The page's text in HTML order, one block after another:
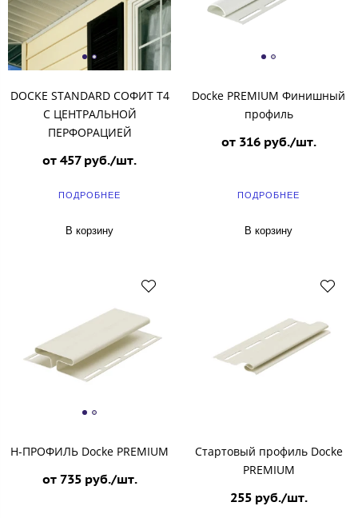
DOCKE STANDARD СОФИТ T4
С ЦЕНТРАЛЬНОЙ
ПЕРФОРАЦИЕЙ
от 457 руб./шт.
ПОДРОБНЕЕ
В корзину
Docke PREMIUM Финишный
профиль
от 316 руб./шт.
ПОДРОБНЕЕ
В корзину
Н-ПРОФИЛЬ Docke PREMIUM
от 735 руб./шт.
Стартовый профиль Docke
PREMIUM
255 руб./шт.